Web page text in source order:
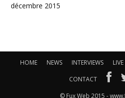
décembre 2015
HOME NEWS INTERVIEWS
CONTACT
© Fux Web 2015 -